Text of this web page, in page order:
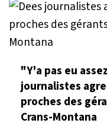
"Y'a pas eu
journalistes
proches des
Crans-Montana